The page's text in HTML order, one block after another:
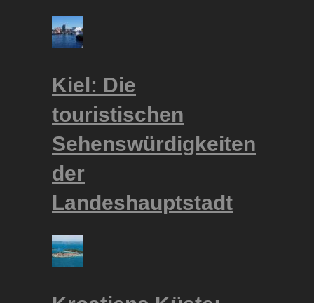
Kiel: Die
touristischen
Sehenswürdigkeiten
der
Landeshauptstadt